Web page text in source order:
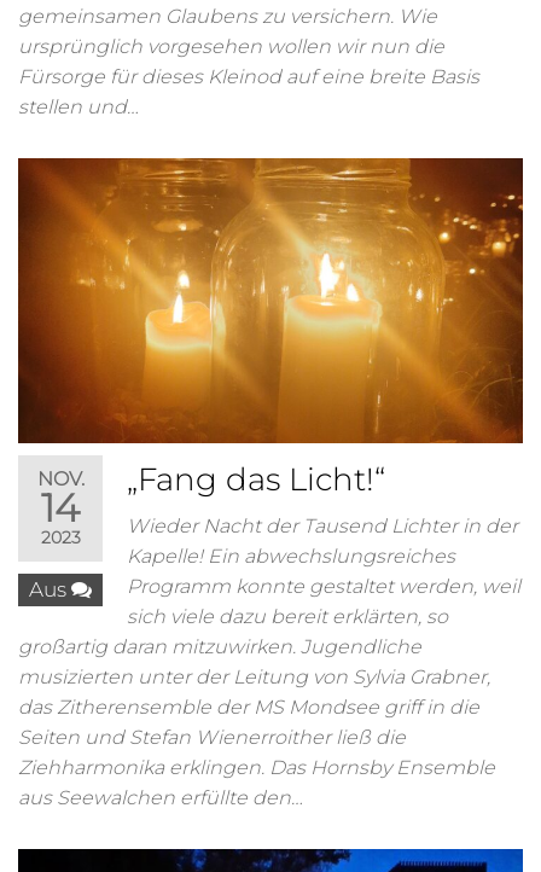
gemeinsamen Glaubens zu versichern. Wie
ursprünglich vorgesehen wollen wir nun die
Fürsorge für dieses Kleinod auf eine breite Basis
stellen und…
NOV.
14
2023
Aus
„Fang das Licht!“
Wieder Nacht der Tausend Lichter in der
Kapelle! Ein abwechslungsreiches
Programm konnte gestaltet werden, weil
sich viele dazu bereit erklärten, so
großartig daran mitzuwirken. Jugendliche
musizierten unter der Leitung von Sylvia Grabner,
das Zitherensemble der MS Mondsee griff in die
Seiten und Stefan Wienerroither ließ die
Ziehharmonika erklingen. Das Hornsby Ensemble
aus Seewalchen erfüllte den…